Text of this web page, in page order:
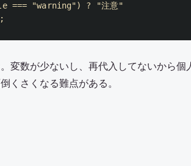
=== "warning") ?
"注意"
;
変数が少ないし、再代入してないから
くさくなる難点がある。